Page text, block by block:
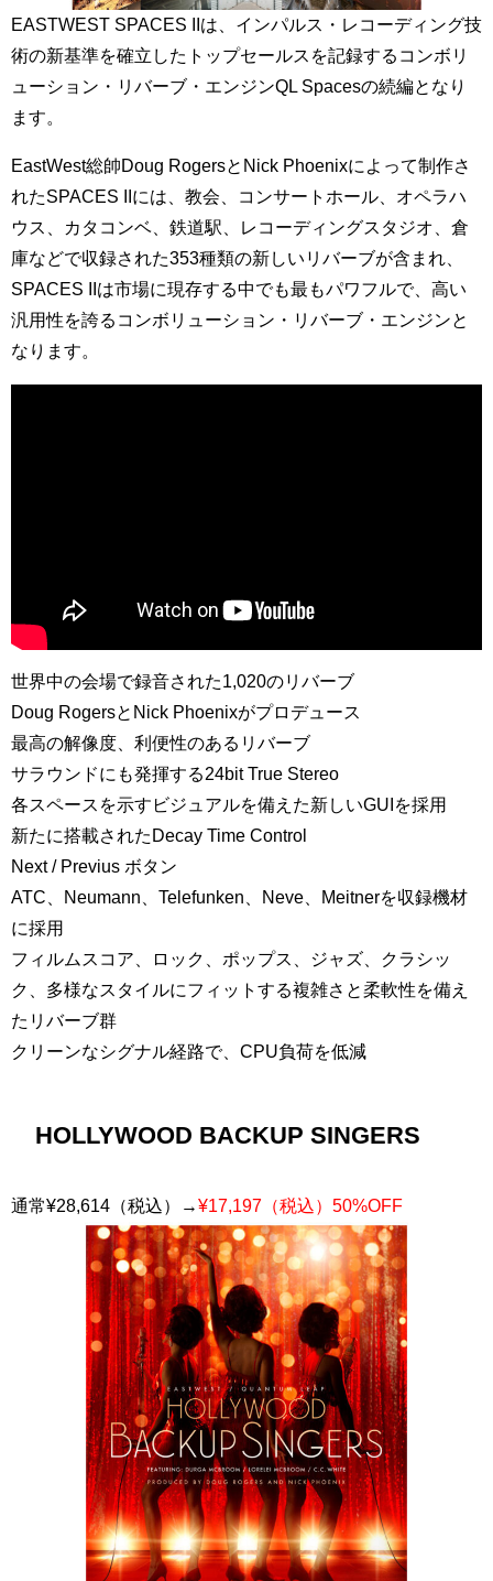
EASTWEST SPACES IIは、インパルス・レコーディング技
術の新基準を確立したトップセールスを記録するコンボリ
ューション・リバーブ・エンジンQL Spacesの続編となり
ます。
EastWest総帥Doug RogersとNick Phoenixによって制作さ
れたSPACES IIには、教会、コンサートホール、オペラハ
ウス、カタコンベ、鉄道駅、レコーディングスタジオ、倉
庫などで収録された353種類の新しいリバーブが含まれ、
SPACES IIは市場に現存する中でも最もパワフルで、高い
汎用性を誇るコンボリューション・リバーブ・エンジンと
なります。
世界中の会場で録音された1,020のリバーブ
Doug RogersとNick Phoenixがプロデュース
最高の解像度、利便性のあるリバーブ
サラウンドにも発揮する24bit True Stereo
各スペースを示すビジュアルを備えた新しいGUIを採用
新たに搭載されたDecay Time Control
Next / Previus ボタン
ATC、Neumann、Telefunken、Neve、Meitnerを収録機材
に採用
フィルムスコア、ロック、ポップス、ジャズ、クラシッ
ク、多様なスタイルにフィットする複雑さと柔軟性を備え
たリバーブ群
クリーンなシグナル経路で、CPU負荷を低減
HOLLYWOOD BACKUP SINGERS
通常¥28,614（税込）→¥17,197（税込）50%OFF